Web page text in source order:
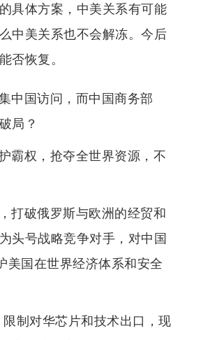
具体方案，中美关系有可能
中美关系也不会解冻。今后
否恢复。
中国访问，而中国商务部
局？
霸权，抢夺全世界资源，不
打破俄罗斯与欧洲的经贸和
头号战略竞争对手，对中国
美国在世界经济体系和安全
限制对华芯片和技术出口，现